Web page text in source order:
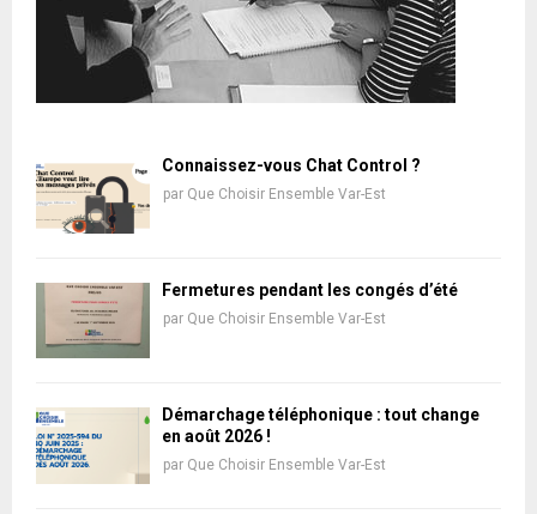
Connaissez-vous Chat Control ?
par Que Choisir Ensemble Var-Est
Fermetures pendant les congés d’été
par Que Choisir Ensemble Var-Est
Démarchage téléphonique : tout change
en août 2026 !
par Que Choisir Ensemble Var-Est